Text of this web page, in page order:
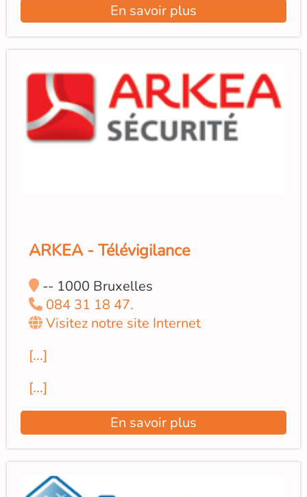
En savoir plus
ARKEA - Télévigilance
-- 1000 Bruxelles
084 31 18 47.
Visitez notre site Internet
[...]
[...]
En savoir plus